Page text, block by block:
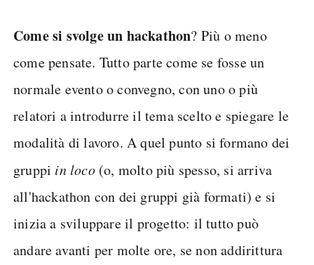
Come si svolge un hackathon? Più o meno
come pensate. Tutto parte come se fosse un
normale evento o convegno, con uno o più
relatori a introdurre il tema scelto e spiegare le
modalità di lavoro. A quel punto si formano dei
gruppi in loco(o, molto più spesso, si arriva
all'hackathon con dei gruppi già formati) e si
inizia a sviluppare il progetto: il tutto può
andare avanti per molte ore, se non addirittura